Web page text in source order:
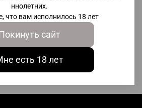
несколькими способами:
МИР.
ннолетних.
что вам исполнилось 18 лет
сайт
есть 18 лет